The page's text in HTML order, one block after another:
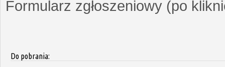
Formularz zgłoszeniowy (po
Do pobrania: